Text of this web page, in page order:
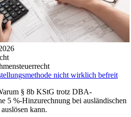
nicht wirklich befreit
§ 8b KStG trotz DBA-
5 %-Hinzurechnung bei ausländischen
kann.